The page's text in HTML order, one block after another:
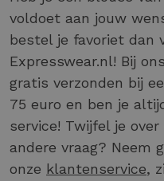
voldoet aan jouw
bestel je favoriet dan
Expresswear.nl! Bij
gratis verzonden bij
75 euro en ben je
service! Twijfel je
andere vraag? Neem
onze klantenservice,